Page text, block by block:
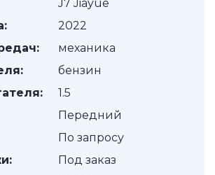
J7 Jiayue
2022
механика
бензин
1.5
Передний
По запросу
Под заказ